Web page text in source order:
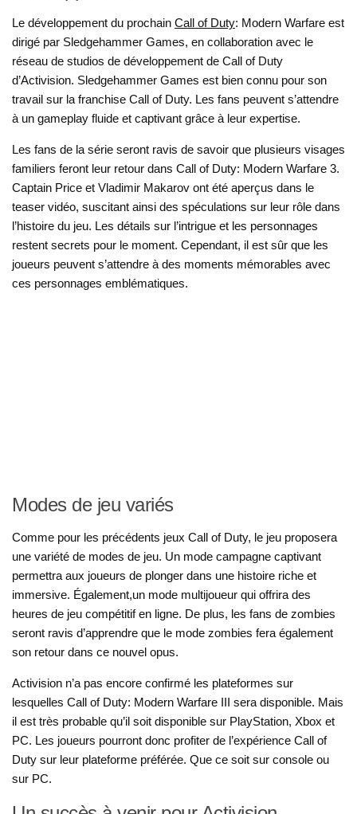
Le développement du prochain Call of Duty: Modern Warfare est
dirigé par Sledgehammer Games, en collaboration avec le
réseau de studios de développement de Call of Duty
d’Activision. Sledgehammer Games est bien connu pour son
travail sur la franchise Call of Duty. Les fans peuvent s’attendre
à un gameplay fluide et captivant grâce à leur expertise.
Les fans de la série seront ravis de savoir que plusieurs visages
familiers feront leur retour dans Call of Duty: Modern Warfare 3.
Captain Price et Vladimir Makarov ont été aperçus dans le
teaser vidéo, suscitant ainsi des spéculations sur leur rôle dans
l’histoire du jeu. Les détails sur l’intrigue et les personnages
restent secrets pour le moment. Cependant, il est sûr que les
joueurs peuvent s’attendre à des moments mémorables avec
ces personnages emblématiques.
Modes de jeu variés
Comme pour les précédents jeux Call of Duty, le jeu proposera
une variété de modes de jeu. Un mode campagne captivant
permettra aux joueurs de plonger dans une histoire riche et
immersive. Également,un mode multijoueur qui offrira des
heures de jeu compétitif en ligne. De plus, les fans de zombies
seront ravis d’apprendre que le mode zombies fera également
son retour dans ce nouvel opus.
Activision n’a pas encore confirmé les plateformes sur
lesquelles Call of Duty: Modern Warfare III sera disponible. Mais
il est très probable qu’il soit disponible sur PlayStation, Xbox et
PC. Les joueurs pourront donc profiter de l’expérience Call of
Duty sur leur plateforme préférée. Que ce soit sur console ou
sur PC.